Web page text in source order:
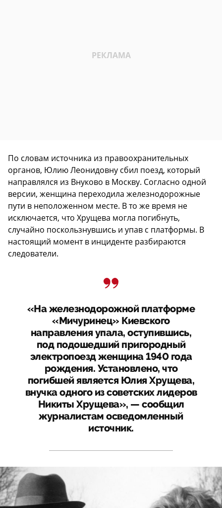
По словам источника из правоохранительных
органов, Юлию Леонидовну сбил поезд, который
направлялся из Внуково в Москву. Согласно одной
версии, женщина переходила железнодорожные
пути в неположенном месте. В то же время не
исключается, что Хрущева могла погибнуть,
случайно поскользнувшись и упав с платформы. В
настоящий момент в инциденте разбираются
следователи.
«На железнодорожной платформе
«Мичуринец» Киевского
направления упала, оступившись,
под подошедший пригородный
электропоезд женщина 1940 года
рождения. Установлено, что
погибшей является Юлия Хрущева,
внучка одного из советских лидеров
Никиты Хрущева», — сообщил
журналистам осведомленный
источник.